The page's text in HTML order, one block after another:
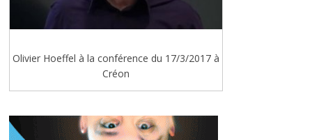
Olivier Hoeffel à la conférence du 17/3/2017 à
Créon